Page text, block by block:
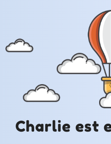
Charlie est